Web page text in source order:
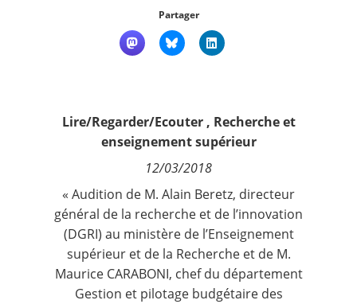
Qui sommes nous ?
Nous suivre
Partager
Lire/Regarder/Ecouter, Recherche et
enseignement supérieur
12/03/2018
« Audition de M. Alain Beretz, directeur
général de la recherche et de l’innovation
(DGRI) au ministère de l’Enseignement
supérieur et de la Recherche et de M.
Maurice CARABONI, chef du département
Gestion et pilotage budgétaire des